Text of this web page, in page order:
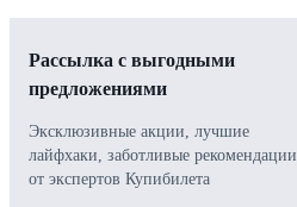
Рассылка с выгодными
предложениями
Эксклюзивные акции, лучшие
лайфхаки, заботливые рекомендации
от экспертов Купибилета